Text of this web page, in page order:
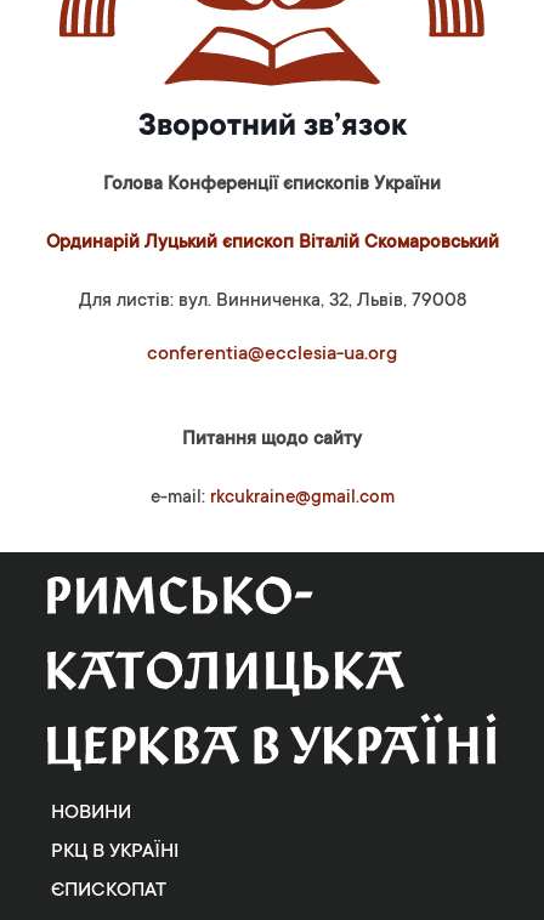
Зворотний зв’язок
Голова Конференції єпископів України
Ординарій Луцький єпископ Віталій Скомаровський
Для листів: вул. Винниченка, 32, Львів, 79008
conferentia@ecclesia-ua.org
Питання щодо сайту
e-mail: rkcukraine@gmail.com
НОВИНИ
РКЦ В УКРАЇНІ
ЄПИСКОПАТ